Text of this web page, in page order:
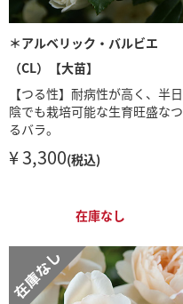
＊アルベリック・バルビエ
（CL）【大苗】
【つる性】耐病性が高く、半日
陰でも栽培可能な生育旺盛なつ
るバラ。
¥ 3,300(税込)
在庫なし